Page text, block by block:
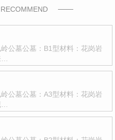
公墓公墓：B1型材料：花岗岩
公墓公墓：A3型材料：花岗岩